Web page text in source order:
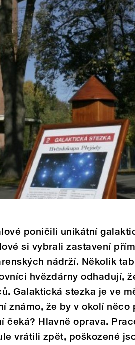
poničili unikátní
si vybrali zastavení
nádrží. Několik
hvězdárny odhadují,
Galaktická stezka je ve
známo, že by v okolí něco
čeká? Hlavně oprava.
vrátili zpět, poškozené